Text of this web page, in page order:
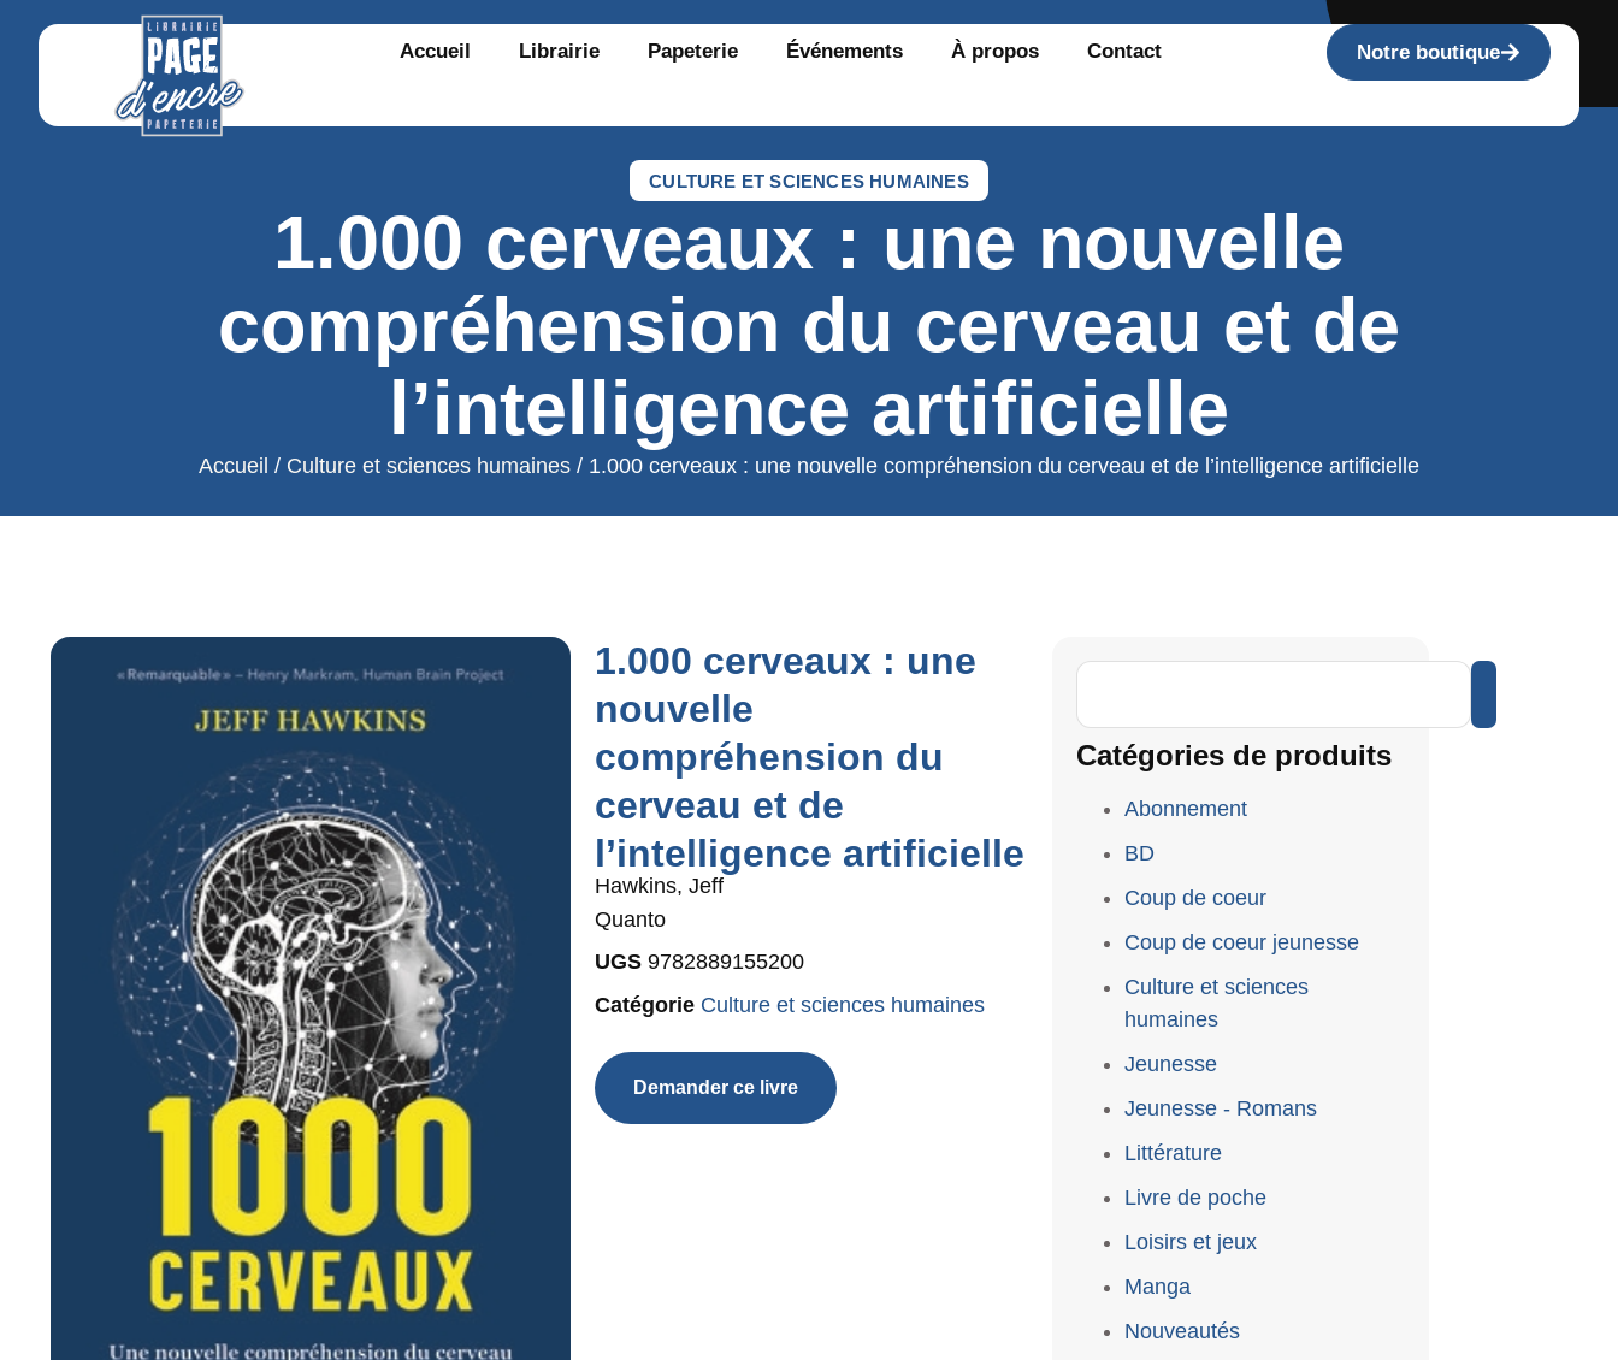
Accueil Librairie Papeterie Événements À propos Contact Notre boutique
CULTURE ET SCIENCES HUMAINES
1.000 cerveaux : une nouvelle
compréhension du cerveau et de
l’intelligence artificielle
Accueil / Culture et sciences humaines / 1.000 cerveaux : une nouvelle compréhension du cerveau et de l’intelligence artificielle
1.000 cerveaux : une
nouvelle
compréhension du
cerveau et de
l’intelligence artificielle
Hawkins, Jeff
Quanto
UGS 9782889155200
Catégorie Culture et sciences humaines
Demander ce livre
Catégories de produits
Abonnement
BD
Coup de coeur
Coup de coeur jeunesse
Culture et sciences
humaines
Jeunesse
Jeunesse - Romans
Littérature
Livre de poche
Loisirs et jeux
Manga
Nouveautés